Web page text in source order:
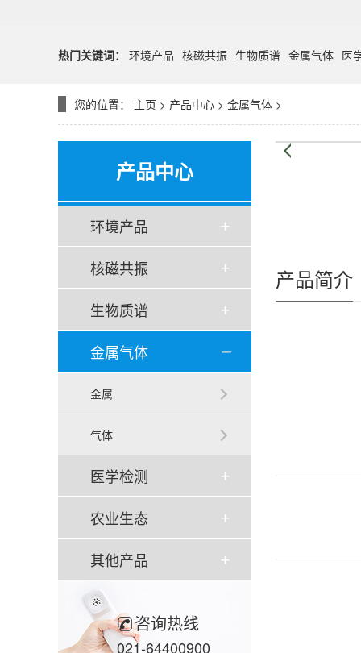
热门关键词： 环境产品 核磁共振 生物质谱 金属气体 医
您的位置： 主页 > 产品中心 > 金属气体 >
产品中心
环境产品
核磁共振
生物质谱
金属气体
金属
气体
医学检测
农业生态
其他产品
咨询热线
021-64400900
产品简介